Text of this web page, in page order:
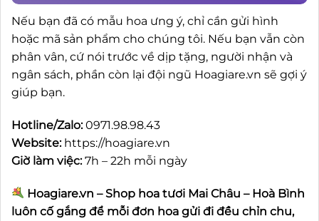
Nếu bạn đã có mẫu hoa ưng ý, chỉ cần gửi hình
hoặc mã sản phẩm cho chúng tôi. Nếu bạn vẫn còn
phân vân, cứ nói trước về dịp tặng, người nhận và
ngân sách, phần còn lại đội ngũ Hoagiare.vn sẽ gợi ý
giúp bạn.
Hotline/Zalo:0971.98.98.43
Website: https://hoagiare.vn
Giờ làm việc:7h – 22h mỗi ngày
Hoagiare.vn – Shop hoa tươi Mai Châu – Hoà Bình
luôn cố gắng để mỗi đơn hoa gửi đi đều chỉn chu,